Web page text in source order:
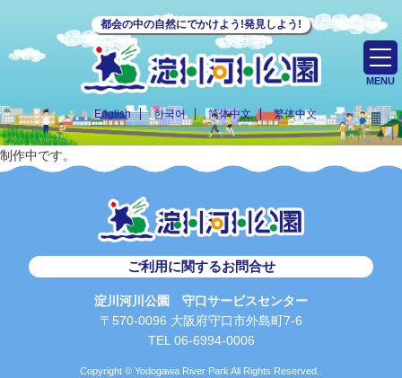
都会の中の自然にでかけよう!発見しよう!
English 한국어 简体中文 繁体中文
MENU
制作中です。
ご利用に関するお問合せ
淀川河川公園 守口サービスセンター
〒570-0096 大阪府守口市外島町7-6
TEL 06-6994-0006
Copyright © Yodogawa River Park All Rights Reserved..